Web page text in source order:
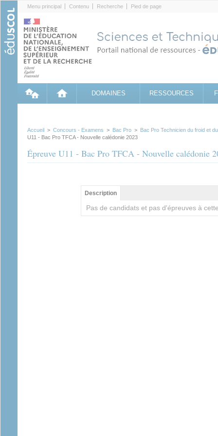
Menu principal Contenu Recherche Pied de page
DOMAINES RESSOURCES
Accueil > Concours - Examens > Bac Pro > Bac Pro Technicien du froid et
U11 - Bac Pro TFCA - Nouvelle calédonie 2023
Épreuve U11 - Bac Pro TFCA - Nouvelle calédonie
Groupe principal
Description
actif)
Pas de candidats et pas d'épreuves à